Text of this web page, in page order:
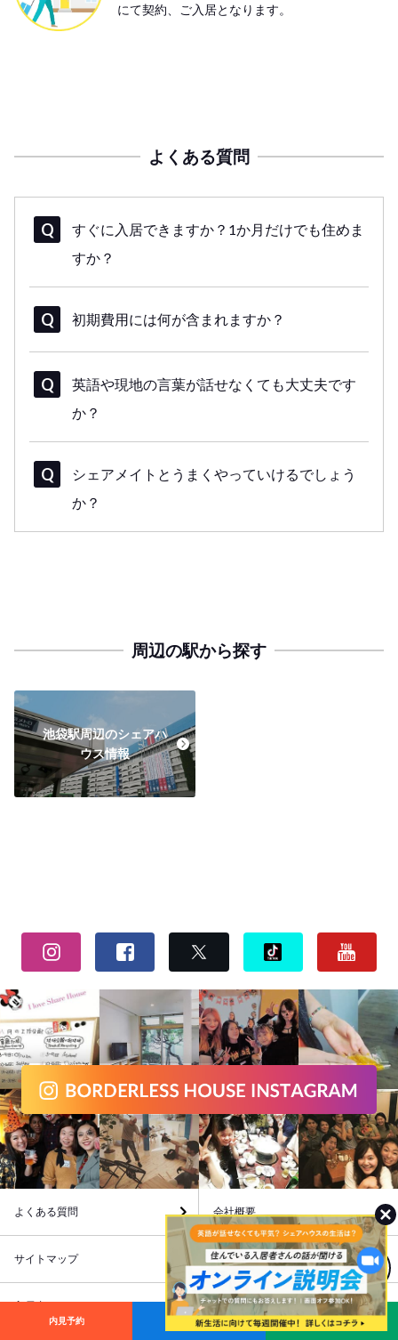
にて契約、ご入居となります。
よくある質問
すぐに入居できますか？1か月だけでも住めま
すか？
初期費用には何が含まれますか？
英語や現地の言葉が話せなくても大丈夫です
か？
シェアメイトとうまくやっていけるでしょう
か？
周辺の駅から探す
池袋駅周辺のシェアハ
ウス情報
内見予約 入居申し込み お問い合わせ
MENU
よくある質問 会社概要
サイトマップ プライバシーポリシー
入居者メンバーページ 一覧から探す